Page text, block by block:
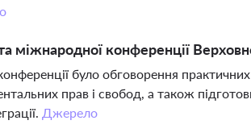
міжнародної конференції
було обговорення практичних
прав і свобод, а також
Джерело